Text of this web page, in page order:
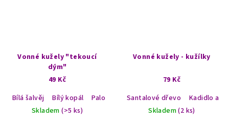
Vonné kužely "tekoucí
dým"
49 Kč
Bílá šalvěj
Bílý kopál Palo Santo
Myrha
Skladem(>5 ks)
Vonné kužely - kužílky
79 Kč
Santalové dřevo
Kadidlo a
Skladem(2 ks)